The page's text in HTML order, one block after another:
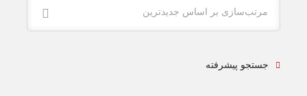
مرتب‌سازی بر اساس جدیدترین
جستجو پیشرفته